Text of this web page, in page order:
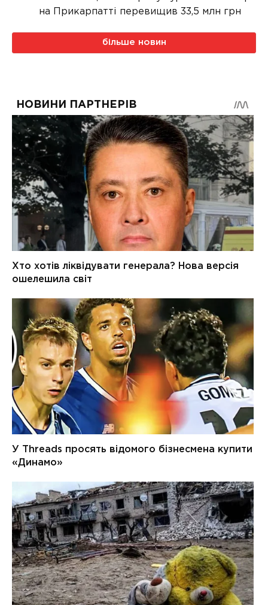
на Прикарпатті перевищив 33,5 млн грн
більше новин